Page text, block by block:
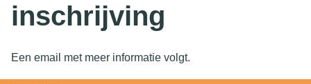
inschrijving
Een email met meer informatie volgt.